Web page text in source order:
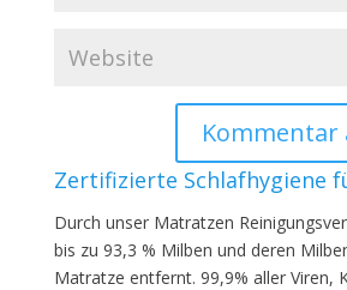
Zertifizierte Schlafhygiene
Durch unser Matratzen
bis zu 93,3 % Milben und deren
Matratze entfernt. 99,9% aller Viren,